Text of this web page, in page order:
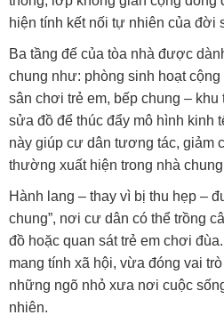
hiện tính kết nối tự nhiên của đời
Ba tầng đế của tòa nhà được
chung như: phòng sinh hoạt
sân chơi trẻ em, bếp chung –
sửa đồ để thúc đẩy mô hình kinh
này giúp cư dân tương tác, giảm
thường xuất hiện trong nhà
Hành lang – thay vì bị thu hẹp –
chung”, nơi cư dân có thể trồng
đồ hoặc quan sát trẻ em chơi
mang tính xã hội, vừa đóng vai
những ngõ nhỏ xưa nơi cuộc
nhiên.